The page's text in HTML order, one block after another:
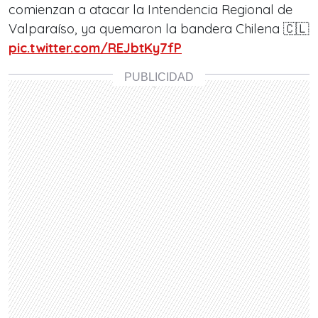
comienzan a atacar la Intendencia Regional de
Valparaíso, ya quemaron la bandera Chilena 🇨🇱
pic.twitter.com/REJbtKy7fP